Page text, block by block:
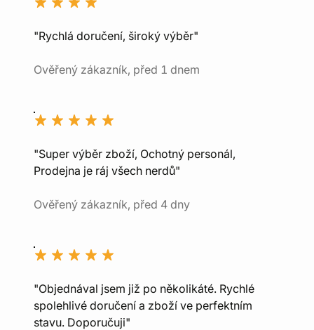
"Rychlá doručení, široký výběr"
Ověřený zákazník, před 1 dnem
"Super výběr zboží, Ochotný personál,
Prodejna je ráj všech nerdů"
Ověřený zákazník, před 4 dny
"Objednával jsem již po několikáté. Rychlé
spolehlivé doručení a zboží ve perfektním
stavu. Doporučuji"